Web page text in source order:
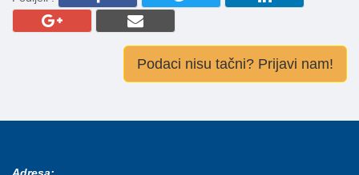
Podaci nisu tačni? Prijavi nam!